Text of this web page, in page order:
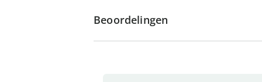
Beoordelingen